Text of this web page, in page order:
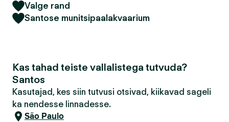
Valge rand
Santose munitsipaalakvaarium
Kas tahad teiste vallalistega tutvuda?
Santos
Kasutajad, kes siin tutvusi otsivad, kiikavad sageli
ka nendesse linnadesse.
São Paulo